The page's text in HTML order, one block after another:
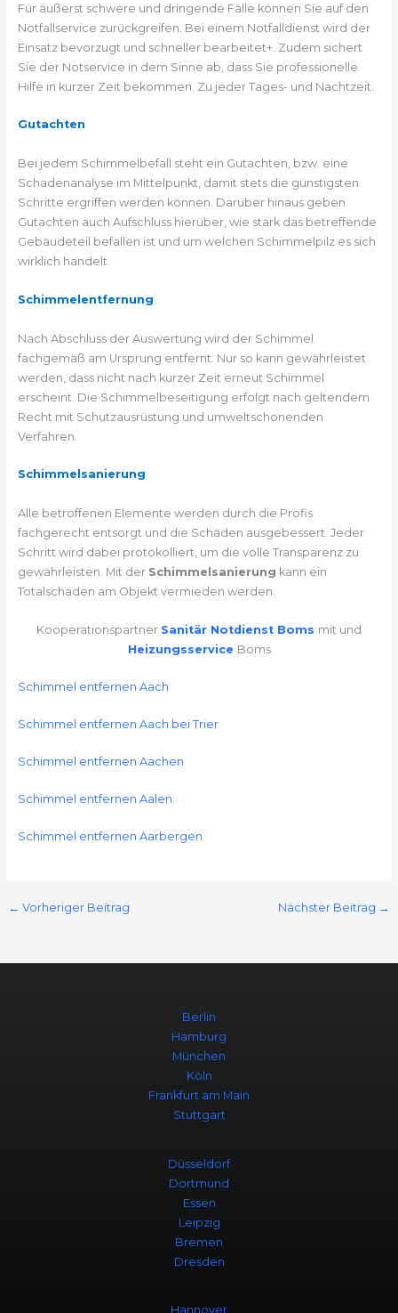
Für äußerst schwere und dringende Fälle können Sie auf den
Notfallservice zurückgreifen. Bei einem Notfalldienst wird der
Einsatz bevorzugt und schneller bearbeitet+. Zudem sichert
Sie der Notservice in dem Sinne ab, dass Sie professionelle
Hilfe in kurzer Zeit bekommen. Zu jeder Tages- und Nachtzeit.
Gutachten
Bei jedem Schimmelbefall steht ein Gutachten, bzw. eine
Schadenanalyse im Mittelpunkt, damit stets die günstigsten
Schritte ergriffen werden können. Darüber hinaus geben
Gutachten auch Aufschluss hierüber, wie stark das betreffende
Gebäudeteil befallen ist und um welchen Schimmelpilz es sich
wirklich handelt.
Schimmelentfernung
Nach Abschluss der Auswertung wird der Schimmel
fachgemäß am Ursprung entfernt. Nur so kann gewährleistet
werden, dass nicht nach kurzer Zeit erneut Schimmel
erscheint. Die Schimmelbeseitigung erfolgt nach geltendem
Recht mit Schutzausrüstung und umweltschonenden
Verfahren.
Schimmelsanierung
Alle betroffenen Elemente werden durch die Profis
fachgerecht entsorgt und die Schäden ausgebessert. Jeder
Schritt wird dabei protokolliert, um die volle Transparenz zu
gewährleisten. Mit der Schimmelsanierung kann ein
Totalschaden am Objekt vermieden werden.
Kooperationspartner Sanitär Notdienst Boms mit und
Heizungsservice Boms
Schimmel entfernen Aach
Schimmel entfernen Aach bei Trier
Schimmel entfernen Aachen
Schimmel entfernen Aalen
Schimmel entfernen Aarbergen
← Vorheriger Beitrag Nächster Beitrag →
Berlin
Hamburg
München
Köln
Frankfurt am Main
Stuttgart
Düsseldorf
Dortmund
Essen
Leipzig
Bremen
Dresden
Hannover